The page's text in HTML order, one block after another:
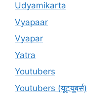
Udyamikarta
Vyapaar
Vyapar
Yatra
Youtubers
Youtubers (यूट्यूबर्स)